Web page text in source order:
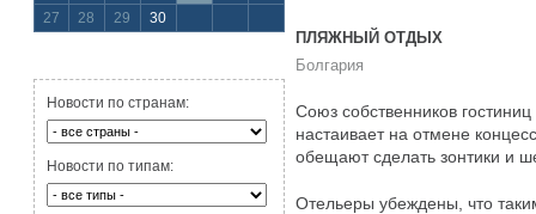
27
28 29 30
Новости по странам:
Новости по типам:
ПЛЯЖНЫЙ ОТДЫХ
Болгария
Союз собственников
настаивает на отмене
обещают сделать зонтики и
Отельеры убеждены, что